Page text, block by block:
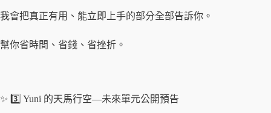
我會把真正有用、能立即上手的部分全部告訴你。
幫你省時間、省錢、省挫折。
✨ 3️⃣ Yuni 的天馬行空—未來單元公開預告